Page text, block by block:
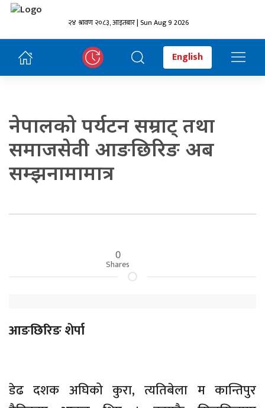
२४ श्रावण २०८३, आइतबार | Sun Aug 9 2026
English
नेपालको पर्यटन सम्राट् तथा
समाजसेवी आङछिरिङ अब
सम्झनामामात्र
0
Shares
आङछिरिङ शेर्पा
डेढ दशक अघिको कुरा, त्यतिबेला म कान्तिपुर